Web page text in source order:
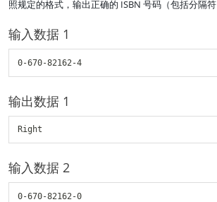
照规定的格式，输出正确的 ISBN 号码（包括分隔符
输入数据 1
0-670-82162-4
输出数据 1
输入数据 2
0-670-82162-0